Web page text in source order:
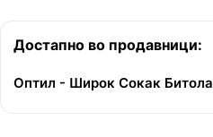
Достапно во продавници:
Оптил - Широк Сокак Битола